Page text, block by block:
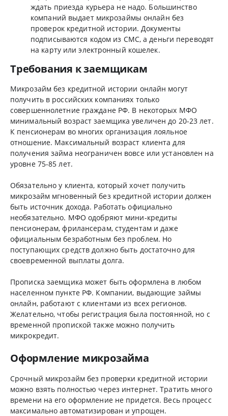
ждать приезда курьера не надо. Большинство
компаний выдает микрозаймы онлайн без
проверок кредитной истории. Документы
подписываются кодом из СМС, а деньги переводят
на карту или электронный кошелек.
Требования к заемщикам
Микрозайм без кредитной истории онлайн могут
получить в российских компаниях только
совершеннолетние граждане РФ. В некоторых МФО
минимальный возраст заемщика увеличен до 20-23 лет.
К пенсионерам во многих организация лояльное
отношение. Максимальный возраст клиента для
получения займа неограничен вовсе или установлен на
уровне 75-85 лет.
Обязательно у клиента, который хочет получить
микрозайм мгновенный без кредитной истории должен
быть источник дохода. Работать официально
необязательно. МФО одобряют мини-кредиты
пенсионерам, фрилансерам, студентам и даже
официальным безработным без проблем. Но
поступающих средств должно быть достаточно для
своевременной выплаты долга.
Прописка заемщика может быть оформлена в любом
населенном пункте РФ. Компании, выдающие займы
онлайн, работают с клиентами из всех регионов.
Желательно, чтобы регистрация была постоянной, но с
временной пропиской также можно получить
микрокредит.
Оформление микрозайма
Срочный микрозайм без проверки кредитной истории
можно взять полностью через интернет. Тратить много
времени на его оформление не придется. Весь процесс
максимально автоматизирован и упрощен.